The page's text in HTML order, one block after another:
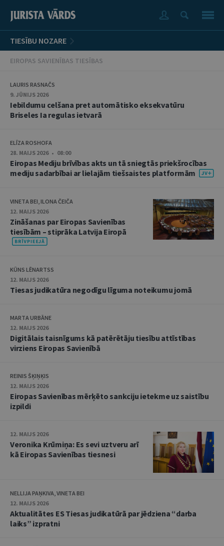
TIESĪBU NOZARE
EIROPAS SAVIENĪBAS TIESĪBAS
LAURIS RASNAČS
9. JŪNIJS 2026
Iebildumu celšana pret automātisko eksekvatūru
Briseles Ia regulas ietvarā
ELĪZA ROSHOFA
28. MAIJS 2026 • 08:00
Eiropas Mediju brīvības akts un tā sniegtās priekšrocības
mediju sadarbībai ar lielajām tiešsaistes platformām
VINETA BEI, ILONA ČEIČA
12. MAIJS 2026
Zināšanas par Eiropas Savienības
tiesībām – stiprāka Latvija Eiropā
KŪNS LĒNARTSS
12. MAIJS 2026
Tiesas judikatūra negodīgu līguma noteikumu jomā
MARTA URBĀNE
12. MAIJS 2026
Digitālais taisnīgums kā patērētāju tiesību attīstības
virziens Eiropas Savienībā
REINIS ŠĶIŅĶIS
12. MAIJS 2026
Eiropas Savienības mērķēto sankciju ietekme uz saistību
izpildi
12. MAIJS 2026
Veronika Krūmiņa: Es sevi uztveru arī
kā Eiropas Savienības tiesnesi
NELLIJA PAŅKIVA, VINETA BEI
12. MAIJS 2026
Aktualitātes ES Tiesas judikatūrā par jēdziena “darba
laiks” izpratni